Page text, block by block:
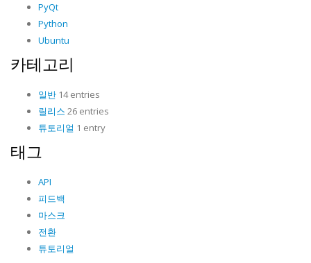
PyQt
Python
Ubuntu
카테고리
일반 14 entries
릴리스 26 entries
튜토리얼 1 entry
태그
API
피드백
마스크
전환
튜토리얼